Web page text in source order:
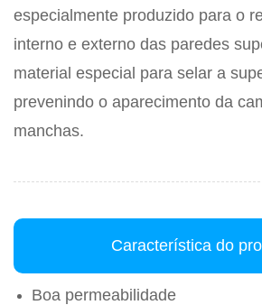
especialmente produzido para o
interno e externo das paredes
material especial para selar a
prevenindo o aparecimento da
manchas.
Característica do
Boa permeabilidade